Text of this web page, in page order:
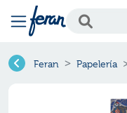
Feran Papelería